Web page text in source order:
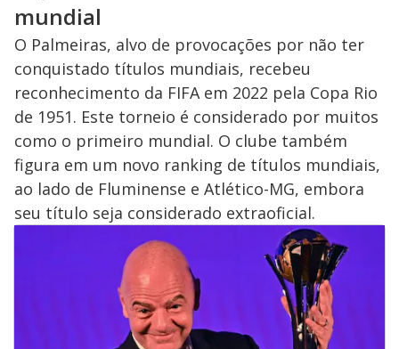
mundial
O Palmeiras, alvo de provocações por não ter
conquistado títulos mundiais, recebeu
reconhecimento da FIFA em 2022 pela Copa Rio
de 1951. Este torneio é considerado por muitos
como o primeiro mundial. O clube também
figura em um novo ranking de títulos mundiais,
ao lado de Fluminense e Atlético-MG, embora
seu título seja considerado extraoficial.